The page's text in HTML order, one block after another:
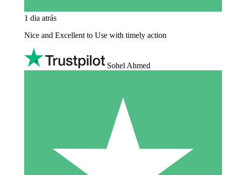
1 dia atrás
Nice and Excellent to Use with timely action
Sohel Ahmed